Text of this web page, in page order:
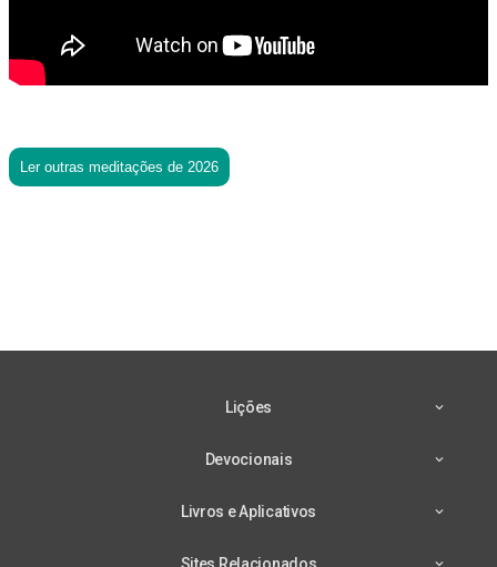
Ler outras meditações de 2026
Lições
Devocionais
Livros e Aplicativos
Sites Relacionados